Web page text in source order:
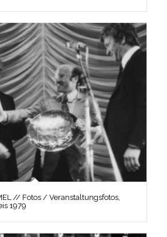
// Fotos / Veranstaltungsfotos,
1979